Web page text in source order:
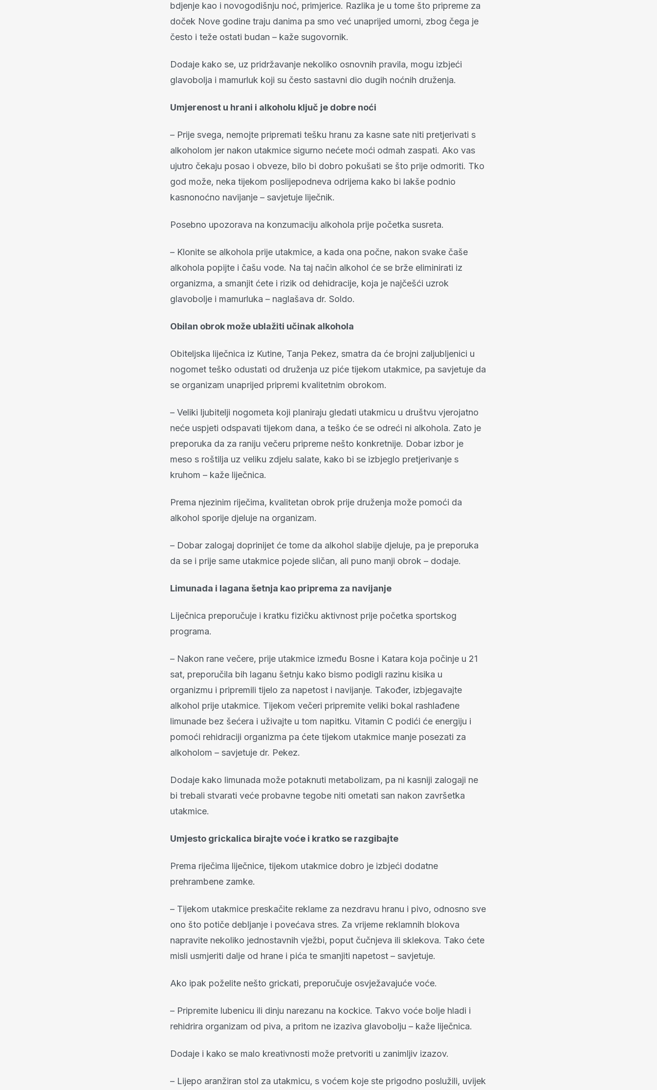
bdjenje kao i novogodišnju noć, primjerice. Razlika je u tome što pripreme za
doček Nove godine traju danima pa smo već unaprijed umorni, zbog čega je
često i teže ostati budan – kaže sugovornik.
Dodaje kako se, uz pridržavanje nekoliko osnovnih pravila, mogu izbjeći
glavobolja i mamurluk koji su često sastavni dio dugih noćnih druženja.
Umjerenost u hrani i alkoholu ključ je dobre noći
– Prije svega, nemojte pripremati tešku hranu za kasne sate niti pretjerivati s
alkoholom jer nakon utakmice sigurno nećete moći odmah zaspati. Ako vas
ujutro čekaju posao i obveze, bilo bi dobro pokušati se što prije odmoriti. Tko
god može, neka tijekom poslijepodneva odrijema kako bi lakše podnio
kasnonoćno navijanje – savjetuje liječnik.
Posebno upozorava na konzumaciju alkohola prije početka susreta.
– Klonite se alkohola prije utakmice, a kada ona počne, nakon svake čaše
alkohola popijte i čašu vode. Na taj način alkohol će se brže eliminirati iz
organizma, a smanjit ćete i rizik od dehidracije, koja je najčešći uzrok
glavobolje i mamurluka – naglašava dr. Soldo.
Obilan obrok može ublažiti učinak alkohola
Obiteljska liječnica iz Kutine, Tanja Pekez, smatra da će brojni zaljubljenici u
nogomet teško odustati od druženja uz piće tijekom utakmice, pa savjetuje da
se organizam unaprijed pripremi kvalitetnim obrokom.
– Veliki ljubitelji nogometa koji planiraju gledati utakmicu u društvu vjerojatno
neće uspjeti odspavati tijekom dana, a teško će se odreći ni alkohola. Zato je
preporuka da za raniju večeru pripreme nešto konkretnije. Dobar izbor je
meso s roštilja uz veliku zdjelu salate, kako bi se izbjeglo pretjerivanje s
kruhom – kaže liječnica.
Prema njezinim riječima, kvalitetan obrok prije druženja može pomoći da
alkohol sporije djeluje na organizam.
– Dobar zalogaj doprinijet će tome da alkohol slabije djeluje, pa je preporuka
da se i prije same utakmice pojede sličan, ali puno manji obrok – dodaje.
Limunada i lagana šetnja kao priprema za navijanje
Liječnica preporučuje i kratku fizičku aktivnost prije početka sportskog
programa.
– Nakon rane večere, prije utakmice između Bosne i Katara koja počinje u 21
sat, preporučila bih laganu šetnju kako bismo podigli razinu kisika u
organizmu i pripremili tijelo za napetost i navijanje. Također, izbjegavajte
alkohol prije utakmice. Tijekom večeri pripremite veliki bokal rashlađene
limunade bez šećera i uživajte u tom napitku. Vitamin C podići će energiju i
pomoći rehidraciji organizma pa ćete tijekom utakmice manje posezati za
alkoholom – savjetuje dr. Pekez.
Dodaje kako limunada može potaknuti metabolizam, pa ni kasniji zalogaji ne
bi trebali stvarati veće probavne tegobe niti ometati san nakon završetka
utakmice.
Umjesto grickalica birajte voće i kratko se razgibajte
Prema riječima liječnice, tijekom utakmice dobro je izbjeći dodatne
prehrambene zamke.
– Tijekom utakmice preskačite reklame za nezdravu hranu i pivo, odnosno sve
ono što potiče debljanje i povećava stres. Za vrijeme reklamnih blokova
napravite nekoliko jednostavnih vježbi, poput čučnjeva ili sklekova. Tako ćete
misli usmjeriti dalje od hrane i pića te smanjiti napetost – savjetuje.
Ako ipak poželite nešto grickati, preporučuje osvježavajuće voće.
– Pripremite lubenicu ili dinju narezanu na kockice. Takvo voće bolje hladi i
rehidrira organizam od piva, a pritom ne izaziva glavobolju – kaže liječnica.
Dodaje i kako se malo kreativnosti može pretvoriti u zanimljiv izazov.
– Lijepo aranžiran stol za utakmicu, s voćem koje ste prigodno poslužili, uvijek